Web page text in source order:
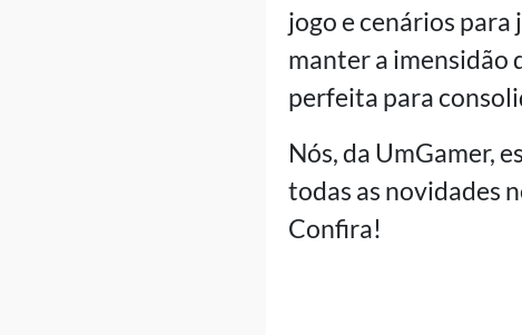
jogo e cenários para
manter a imensidão
perfeita para
Nós, da UmGamer,
todas as novidades
Confira!